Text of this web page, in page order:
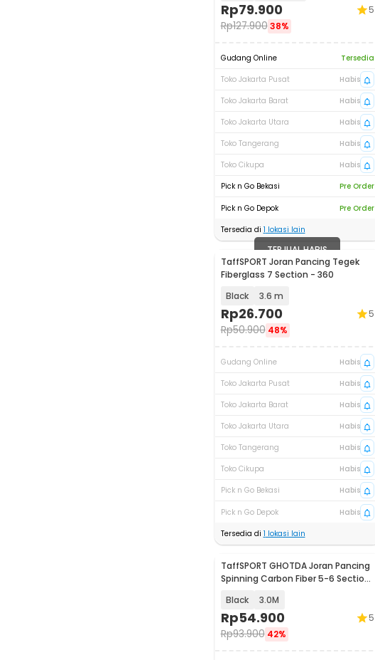
Rp79.900
Rp127.900 38%
5
Gudang Online
Tersedia
Toko Jakarta Pusat
Habis
Toko Jakarta Barat
Habis
Toko Jakarta Utara
Habis
Toko Tangerang
Habis
Toko Cikupa
Habis
Pick n Go Bekasi
Pre Order
Pick n Go Depok
Pre Order
Tersedia di 1 lokasi lain
TERJUAL HABIS
TaffSPORT Joran Pancing Tegek
Fiberglass 7 Section - 360
Black
3.6 m
Rp26.700
Rp50.900 48%
5
Gudang Online
Habis
Toko Jakarta Pusat
Habis
Toko Jakarta Barat
Habis
Toko Jakarta Utara
Habis
Toko Tangerang
Habis
Toko Cikupa
Habis
Pick n Go Bekasi
Habis
Pick n Go Depok
Habis
Tersedia di 1 lokasi lain
TaffSPORT GHOTDA Joran Pancing
Spinning Carbon Fiber 5-6 Section
Black 3.0M
Rp54.900
Rp93.900 42%
5